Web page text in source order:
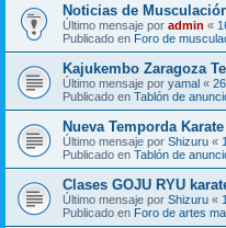
Noticias de
Último mensaje por admin «
Publicado en Foro de
Kajukembo Zaragoza
Último mensaje por yamal «
Publicado en Tablón de
Nueva Temporda
Último mensaje por Shizuru «
Publicado en Tablón de
Clases GOJU RYU
Último mensaje por Shizuru «
Publicado en Foro de artes